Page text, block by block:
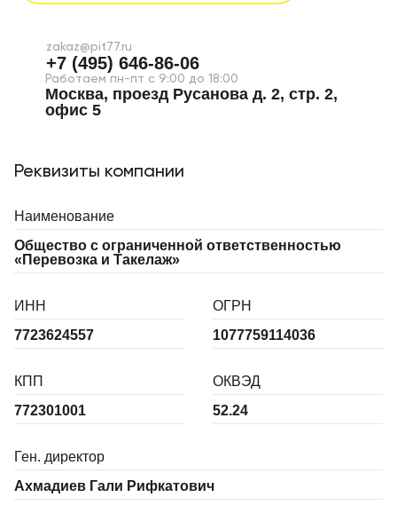
zakaz@pit77.ru
+7 (495) 646-86-06
Работаем пн-пт с 9:00 до 18:00
Москва, проезд Русанова д. 2, стр. 2,
офис 5
Реквизиты компании
Наименование
Общество с ограниченной ответственностью
«Перевозка и Такелаж»
ИНН
7723624557
ОГРН
1077759114036
КПП
772301001
ОКВЭД
52.24
Ген. директор
Ахмадиев Гали Рифкатович